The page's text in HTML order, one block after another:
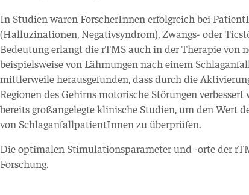
In Studien waren ForscherInnen erfolgreich bei
(Halluzinationen, Negativsyndrom), Zwangs- oder
Bedeutung erlangt die rTMS auch in der Therapie von
beispielsweise von Lähmungen nach einem
mittlerweile herausgefunden, dass durch die
Regionen des Gehirns motorische Störungen
bereits großangelegte klinische Studien, um den Wert
von SchlaganfallpatientInnen zu überprüfen.
Die optimalen Stimulationsparameter und -orte der
Forschung.